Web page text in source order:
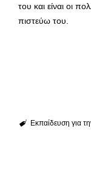
του και είναι οι
πιστεύω του.
Εκπαίδευση για